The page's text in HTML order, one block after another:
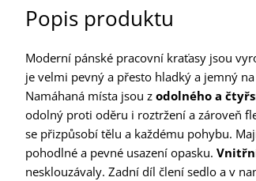
Popis produktu
Moderní pánské pracovní kraťasy jsou
je velmi pevný a přesto hladký a jemný
Namáhaná místa jsou z odolného a
odolný proti oděru i roztržení a zároveň
se přizpůsobí tělu a každému pohybu.
pohodlné a pevné usazení opasku.
nesklouzávaly. Zadní díl člení sedlo a v